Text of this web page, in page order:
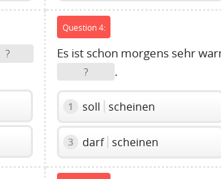
?
Question 4:
Es ist schon morgens sehr
? .
1 soll scheinen
3 darf scheinen